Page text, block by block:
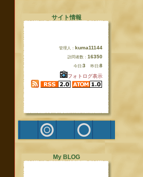
サイト情報
管理人： kuma11144
訪問者数： 16350
今日:3 昨日:8
フォトログ表示
My BLOG